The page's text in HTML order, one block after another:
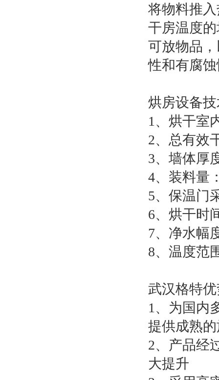
将物料推
干房温度
可放物品
性和有腐
烘房设备
1、烘干室
2、总有效
3、墙体厚
4、装料量
5、保温门
6、烘干时
7、净水幅
8、温度范
武汉格特
1、为国内
提供成熟
2、产品经
大提升